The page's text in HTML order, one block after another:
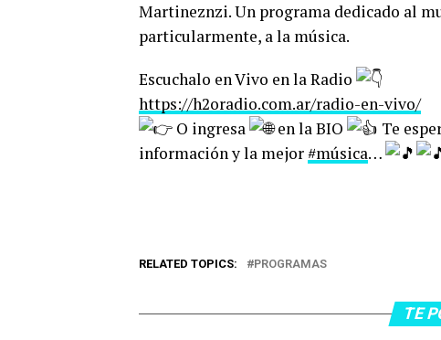
Martineznzi. Un programa dedicado al
particularmente, a la música.
Escuchalo en Vivo en la Radio
https://h2oradio.com.ar/radio-en-vivo/
O ingresa
en la BIO Te
información y la mejor#música…
RELATED TOPICS: PROGRAMAS
TE